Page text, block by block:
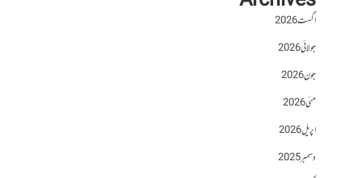
اگست 2026
جولائی 2026
جون 2026
مئی 2026
اپریل 2026
دسمبر 2025